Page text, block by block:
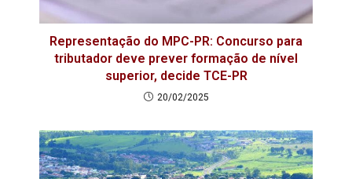
Representação do MPC-PR: Concurso para
tributador deve prever formação de nível
superior, decide TCE-PR
20/02/2025